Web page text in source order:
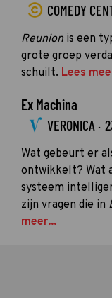
COMEDY
Reunion is een
grote groep
schuilt. Lees
Ex Machina
VERONICA ·
Wat gebeurt er
ontwikkelt? Wat
systeem
zijn vragen die in
meer...